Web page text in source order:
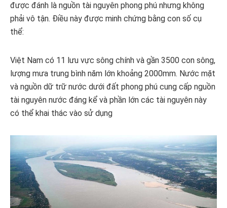
được đánh là nguồn tài nguyên phong phú nhưng không
phải vô tận. Điều này được minh chứng bằng con số cụ
thể:
Việt Nam có 11 lưu vực sông chính và gần 3500 con sông,
lượng mưa trung bình năm lớn khoảng 2000mm. Nước mặt
và nguồn dữ trữ nước dưới đất phong phú cung cấp nguồn
tài nguyên nước đáng kể và phần lớn các tài nguyên này
có thể khai thác vào sử dụng